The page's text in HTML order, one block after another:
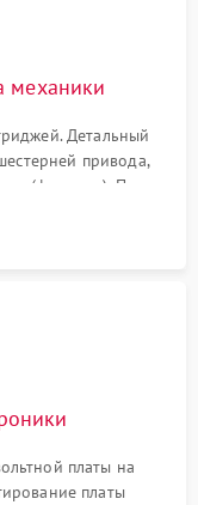
механики
Детальный
привода,
(фьюзера). Поиск
деталей.
платы на
платы